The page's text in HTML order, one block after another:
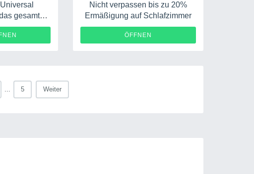
gesamte
Nicht verpassen bis zu 20%
Ermäßigung auf Schlafzimmer
ÖFFNEN
... 5 Weiter